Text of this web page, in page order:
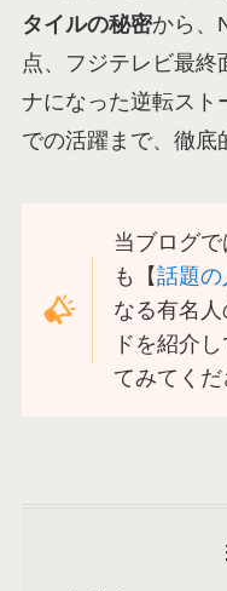
タイルの秘密から、
点、フジテレビ最終
ナになった逆転スト
での活躍まで、徹底
当ブログ
も【話題
なる有名
ドを紹介
てみてくだ